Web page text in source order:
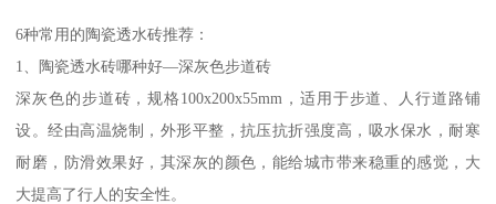
6种常用的陶瓷透水砖推荐：
1、陶瓷透水砖哪种好—深灰色步道砖
深灰色的步道砖，规格100x200x55mm，适用于步道、人行道路铺
设。经由高温烧制，外形平整，抗压抗折强度高，吸水保水，耐寒
耐磨，防滑效果好，其深灰的颜色，能给城市带来稳重的感觉，大
大提高了行人的安全性。